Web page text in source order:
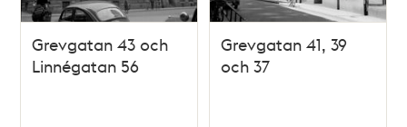
Grevgatan 43 och
Linnégatan 56
Grevgatan 41, 39
och 37